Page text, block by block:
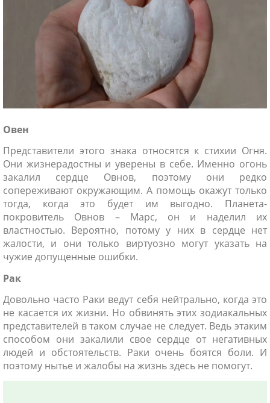
Овен
Представители этого знака относятся к стихии Огня.
Они жизнерадостны и уверены в себе. Именно огонь
закалил сердце Овнов, поэтому они редко
сопереживают окружающим. А помощь окажут только
тогда, когда это будет им выгодно. Планета-
покровитель Овнов – Марс, он и наделил их
властностью. Вероятно, потому у них в сердце нет
жалости, и они только виртуозно могут указать на
чужие допущенные ошибки.
Рак
Довольно часто Раки ведут себя нейтрально, когда это
не касается их жизни. Но обвинять этих зодиакальных
представителей в таком случае не следует. Ведь этаким
способом они закалили свое сердце от негативных
людей и обстоятельств. Раки очень боятся боли. И
поэтому нытье и жалобы на жизнь здесь не помогут.